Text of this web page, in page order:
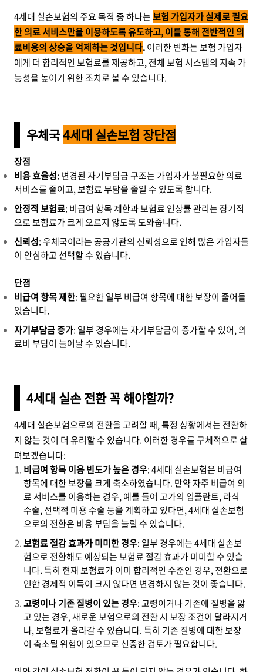
4세대 실손보험의 주요 목적 중 하나는보험 가입자가 실제로 필요
한 의료 서비스만을 이용하도록 유도하고, 이를 통해 전반적인 의
료비용의 상승을 억제하는 것입니다.이러한 변화는 보험 가입자
에게 더 합리적인 보험료를 제공하고, 전체 보험 시스템의 지속 가
능성을 높이기 위한 조치로 볼 수 있습니다.
우체국4세대 실손보험 장단점
장점
비용 효율성: 변경된 자기부담금 구조는 가입자가 불필요한 의료
서비스를 줄이고, 보험료 부담을 줄일 수 있도록 합니다.
안정적 보험료: 비급여 항목 제한과 보험료 인상률 관리는 장기적
으로 보험료가 크게 오르지 않도록 도와줍니다.
신뢰성: 우체국이라는 공공기관의 신뢰성으로 인해 많은 가입자들
이 안심하고 선택할 수 있습니다.
단점
비급여 항목 제한: 필요한 일부 비급여 항목에 대한 보장이 줄어들
었습니다.
자기부담금 증가: 일부 경우에는 자기부담금이 증가할 수 있어, 의
료비 부담이 늘어날 수 있습니다.
4세대 실손 전환 꼭 해야할까?
4세대 실손보험으로의 전환을 고려할 때, 특정 상황에서는 전환하
지 않는 것이 더 유리할 수 있습니다. 이러한 경우를 구체적으로 살
펴보겠습니다:
비급여 항목 이용 빈도가 높은 경우: 4세대 실손보험은 비급여
항목에 대한 보장을 크게 축소하였습니다. 만약 자주 비급여 의
료 서비스를 이용하는 경우, 예를 들어 고가의 임플란트, 라식
수술, 선택적 미용 수술 등을 계획하고 있다면, 4세대 실손보험
으로의 전환은 비용 부담을 늘릴 수 있습니다.
보험료 절감 효과가 미미한 경우: 일부 경우에는 4세대 실손보
험으로 전환해도 예상되는 보험료 절감 효과가 미미할 수 있습
니다. 특히 현재 보험료가 이미 합리적인 수준인 경우, 전환으로
인한 경제적 이득이 크지 않다면 변경하지 않는 것이 좋습니다.
고령이나 기존 질병이 있는 경우: 고령이거나 기존에 질병을 앓
고 있는 경우, 새로운 보험으로의 전환 시 보장 조건이 달라지거
나, 보험료가 올라갈 수 있습니다. 특히 기존 질병에 대한 보장
이 축소될 위험이 있으므로 신중한 검토가 필요합니다.